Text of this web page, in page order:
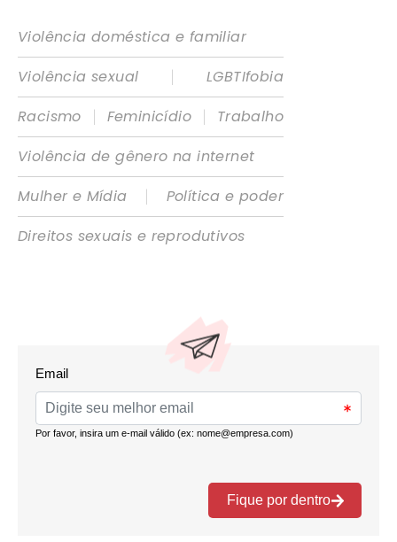
Violência doméstica e familiar
Violência sexual
|
LGBTIfobia
Racismo
| Feminicídio |
Trabalho
Violência de gênero na internet
Mulher e Mídia
|
Política e poder
Direitos sexuais e reprodutivos